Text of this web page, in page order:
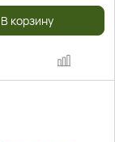
В корзину